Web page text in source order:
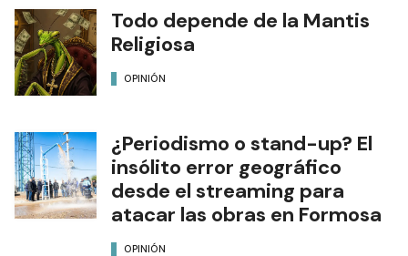
Todo depende de la Mantis
Religiosa
OPINIÓN
¿Periodismo o stand-up? El
insólito error geográfico
desde el streaming para
atacar las obras en Formosa
OPINIÓN